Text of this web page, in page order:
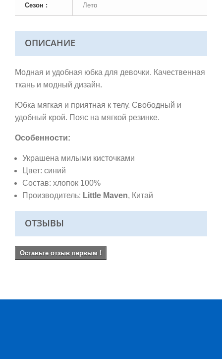
Сезон : Лето
ОПИСАНИЕ
Модная и удобная юбка для девочки. Качественная
ткань и модный дизайн.
Юбка мягкая и приятная к телу. Свободный и
удобный крой. Пояс на мягкой резинке.
Особенности:
Украшена милыми кисточками
Цвет: синий
Состав: хлопок 100%
Производитель: Little Maven, Китай
ОТЗЫВЫ
Оставьте отзыв первым !